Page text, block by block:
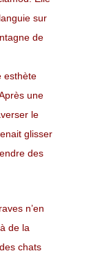
sur
de
esthète
une
le
glisser
des
n’en
de la
chats